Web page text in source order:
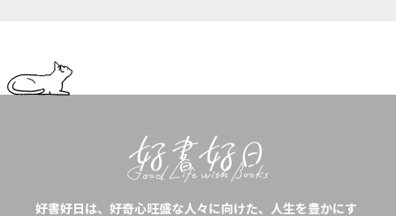
好書好日は、好奇心旺盛な人々に向けた、人生を豊かにす